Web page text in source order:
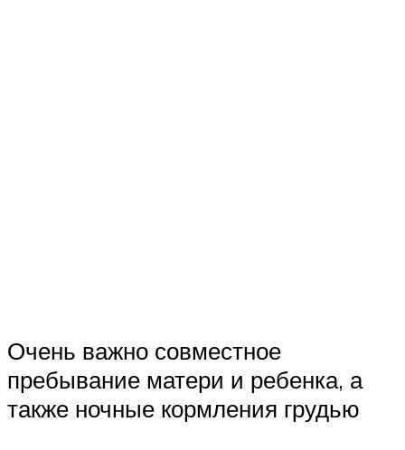
Очень важно совместное
пребывание матери и ребенка, а
также ночные кормления грудью